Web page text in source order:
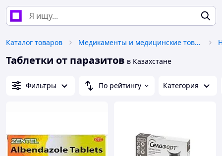
Каталог товаров Медикаменты и медицинские товары
Таблетки от паразитов в Казахстане
Фильтры По рейтингу Категория